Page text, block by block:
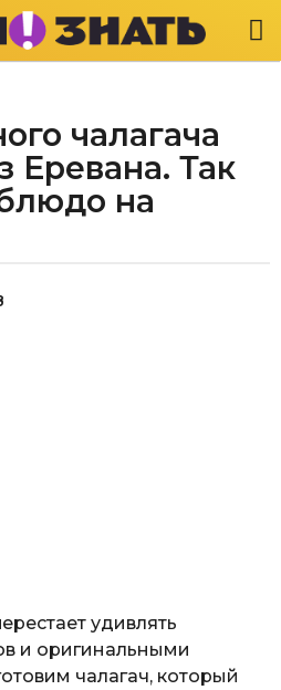
чалагача
Еревана. Так
на
удивлять
и оригинальными
чалагач, который